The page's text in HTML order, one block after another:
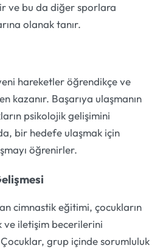
ve bu da diğer sporlara
olanak tanır.
hareketler öğrendikçe ve
kazanır. Başarıya ulaşmanın
psikolojik gelişimini
bir hedefe ulaşmak için
öğrenirler.
cimnastik eğitimi, çocukların
ve iletişim becerilerini
grup içinde sorumluluk